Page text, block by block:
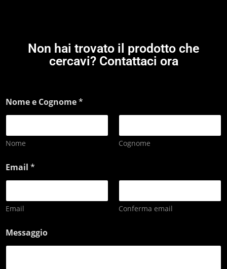
Non hai trovato il prodotto che
cercavi? Contattaci ora
Nome e Cognome*
Nome Cognome
Email *
Email Conferma email
Messaggio